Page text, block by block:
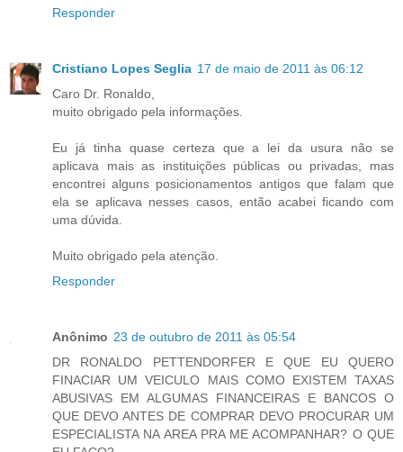
Responder
Cristiano Lopes Seglia 17 de maio de 2011 às 06:12
Caro Dr. Ronaldo,
muito obrigado pela informações.
Eu já tinha quase certeza que a lei da usura não se
aplicava mais as instituições públicas ou privadas, mas
encontrei alguns posicionamentos antigos que falam que
ela se aplicava nesses casos, então acabei ficando com
uma dúvida.
Muito obrigado pela atenção.
Responder
Anônimo 23 de outubro de 2011 às 05:54
DR RONALDO PETTENDORFER E QUE EU QUERO
FINACIAR UM VEICULO MAIS COMO EXISTEM TAXAS
ABUSIVAS EM ALGUMAS FINANCEIRAS E BANCOS O
QUE DEVO ANTES DE COMPRAR DEVO PROCURAR UM
ESPECIALISTA NA AREA PRA ME ACOMPANHAR? O QUE